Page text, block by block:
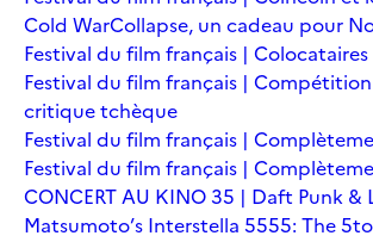
Cold WarCollapse, un cadeau pour
Festival du film français | Colocataires
Festival du film français |
critique tchèque
Festival du film français |
Festival du film français |
CONCERT AU KINO 35 | Daft Punk &
Matsumoto’s Interstella 5555: The